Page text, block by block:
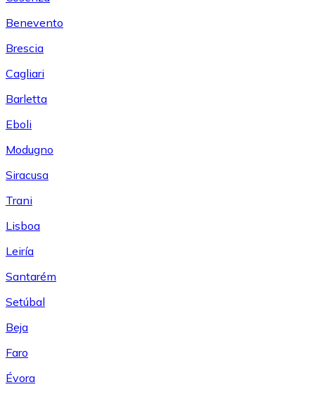
Benevento
Brescia
Cagliari
Barletta
Eboli
Modugno
Siracusa
Trani
Lisboa
Leiría
Santarém
Setúbal
Beja
Faro
Évora